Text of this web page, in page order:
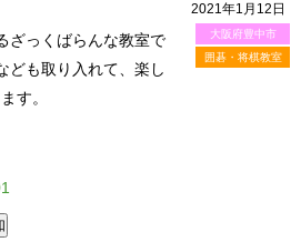
2021年1月12日
大阪府豊中市
囲碁・将棋教室
ざっくばらんな教室で
ども取り入れて、楽し
す。